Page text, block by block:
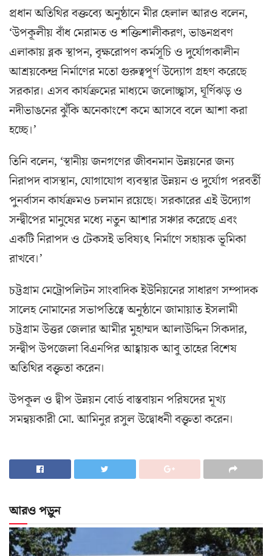
প্রধান অতিথির বক্তব্যে অনুষ্ঠানে মীর হেলাল আরও বলেন,
‘উপকূলীয় বাঁধ মেরামত ও শক্তিশালীকরণ, ভাঙনপ্রবণ
এলাকায় ব্লক স্থাপন, বৃক্ষরোপণ কর্মসূচি ও দুর্যোগকালীন
আশ্রয়কেন্দ্র নির্মাণের মতো গুরুত্বপূর্ণ উদ্যোগ গ্রহণ করেছে
সরকার। এসব কার্যক্রমের মাধ্যমে জলোচ্ছ্বাস, ঘূর্ণিঝড় ও
নদীভাঙনের ঝুঁকি অনেকাংশে কমে আসবে বলে আশা করা
হচ্ছে।’
তিনি বলেন, ‘স্থানীয় জনগণের জীবনমান উন্নয়নের জন্য
নিরাপদ বাসস্থান, যোগাযোগ ব্যবস্থার উন্নয়ন ও দুর্যোগ পরবর্তী
পুনর্বাসন কার্যক্রমও চলমান রয়েছে। সরকারের এই উদ্যোগ
সন্দ্বীপের মানুষের মধ্যে নতুন আশার সঞ্চার করেছে এবং
একটি নিরাপদ ও টেকসই ভবিষ্যৎ নির্মাণে সহায়ক ভূমিকা
রাখবে।’
চট্টগ্রাম মেট্রোপলিটন সাংবাদিক ইউনিয়নের সাধারণ সম্পাদক
সালেহ নোমানের সভাপতিত্বে অনুষ্ঠানে জামায়াত ইসলামী
চট্টগ্রাম উত্তর জেলার আমীর মুহাম্মদ আলাউদ্দিন সিকদার,
সন্দ্বীপ উপজেলা বিএনপির আহ্বায়ক আবু তাহের বিশেষ
অতিথির বক্তৃতা করেন।
উপকূল ও দ্বীপ উন্নয়ন বোর্ড বাস্তবায়ন পরিষদের মূখ্য
সমন্বয়কারী মো. আমিনুর রসুল উদ্বোধনী বক্তৃতা করেন।
আরও পড়ুন